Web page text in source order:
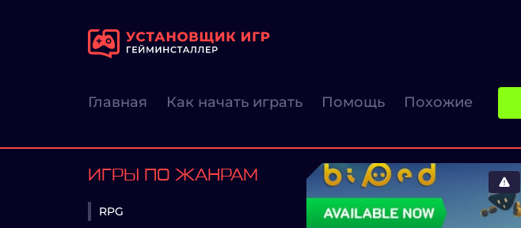
Главная Как начать играть Помощь Похожие
ИГРЫ ПО ЖАНРАМ
RPG